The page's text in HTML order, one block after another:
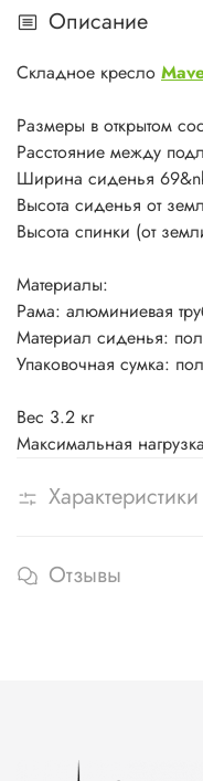
Описание
Складное кресло
Размеры в открытом
Расстояние между
Ширина сиденья
Высота сиденья от
Высота спинки (от
Материалы:
Рама: алюминиевая
Материал сиденья:
Упаковочная сумка:
Вес 3.2 кг
Максимальная
Характеристики
Отзывы